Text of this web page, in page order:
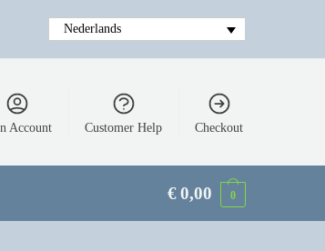
Nederlands
Account Customer Help Checkout
€0,00 0